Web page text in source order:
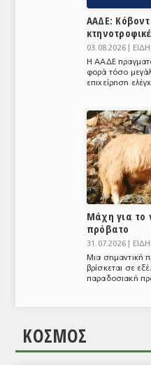
ΑΑΔΕ:
03.08.2026 |
Η ΑΑΔΕ
φορά τόσο
επιχείρηση
Μάχη για το
πρόβατο
31.07.2026 |
Μια σημαντική
βρίσκεται σε
παραδοσιακή
ΚΟΣΜΟΣ